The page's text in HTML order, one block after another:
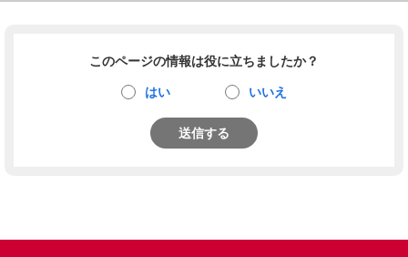
このページの情報は役に立ちましたか？
はい いいえ
送信する